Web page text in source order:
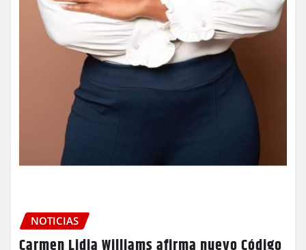
NOTICIAS